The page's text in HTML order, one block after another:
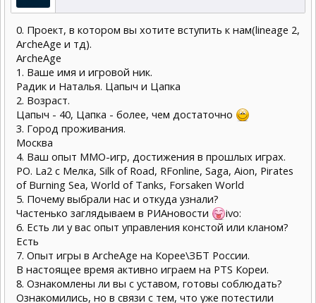
0. Проект, в котором вы хотите вступить к нам(lineage 2,
ArcheAge и тд).
ArcheAge
1. Ваше имя и игровой ник.
Радик и Наталья. Цапыч и Цапка
2. Возраст.
Цапыч - 40, Цапка - более, чем достаточно
3. Город проживания.
Москва
4. Ваш опыт ММО-игр, достижения в прошлых играх.
РО. La2 с Мелка, Silk of Road, RFonline, Saga, Aion, Pirates
of Burning Sea, World of Tanks, Forsaken World
5. Почему выбрали нас и откуда узнали?
Частенько заглядываем в РИАновости
ivo:
6. Есть ли у вас опыт управления констой или кланом?
Есть
7. Опыт игры в ArcheAge на Корее\ЗБТ России.
В настоящее время активно играем на PTS Кореи.
8. Ознакомлены ли вы с уставом, готовы соблюдать?
Ознакомились, но в связи с тем, что уже потестили